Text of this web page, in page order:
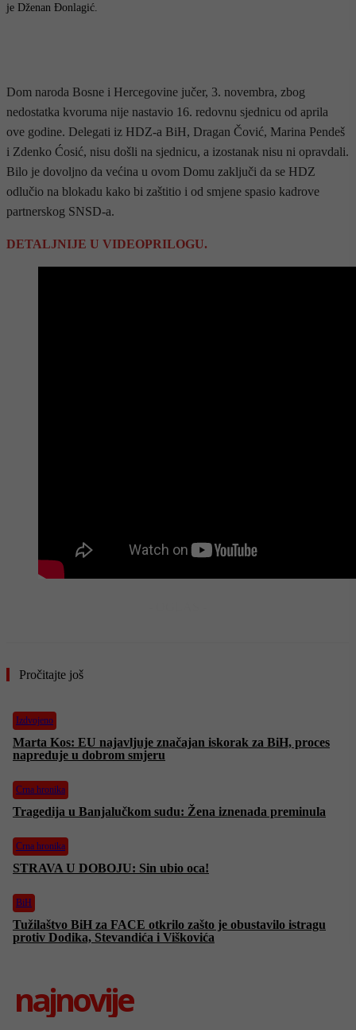
je Dženan Đonlagić.
Dom naroda Bosne i Hercegovine jučer, 3. novembra, zbog
nedostatka kvoruma nije nastavio 16. redovnu sjednicu od aprila
ove godine. Delegati iz HDZ-a BiH, Dragan Čović, Marina Pendeš
i Zdenko Ćosić, nisu došli na sjednicu, a izostanak nisu ni opravdali.
Bilo je dovoljno da većina u ovom Domu zaključi da se HDZ
odlučio na blokadu kako bi zaštitio i od smjene spasio kadrove
partnerskog SNSD-a.
DETALJNIJE U VIDEOPRILOGU.
Pročitajte još
Izdvojeno
Marta Kos: EU najavljuje značajan iskorak za BiH, proces
napreduje u dobrom smjeru
Crna hronika
Tragedija u Banjalučkom sudu: Žena iznenada preminula
Crna hronika
STRAVA U DOBOJU: Sin ubio oca!
BiH
Tužilaštvo BiH za FACE otkrilo zašto je obustavilo istragu
protiv Dodika, Stevandića i Viškovića
najnovije